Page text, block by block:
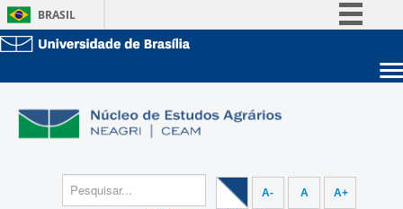
BRASIL
Canais
Unidades acadêmicas
Administração
A- A A+